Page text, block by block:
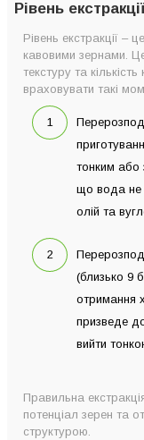
Рівень екстракції
Рівень екстракції –
кавовими зернами.
текстуру та
враховувати такі
тонким або
що вода не
олій та
(близько 9
отримання
призведе
вийти
Правильна
потенціал зерен та
структурою.